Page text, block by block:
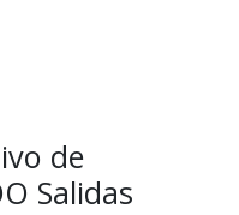
de
Salidas